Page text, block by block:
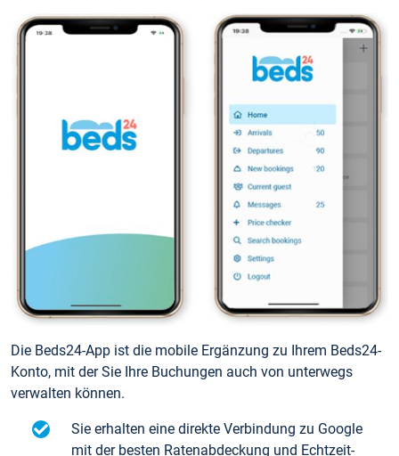
Die Beds24-App ist die mobile Ergänzung zu Ihrem Beds24-
Konto, mit der Sie Ihre Buchungen auch von unterwegs
verwalten können.
Sie erhalten eine direkte Verbindung zu Google
mit der besten Ratenabdeckung und Echtzeit-